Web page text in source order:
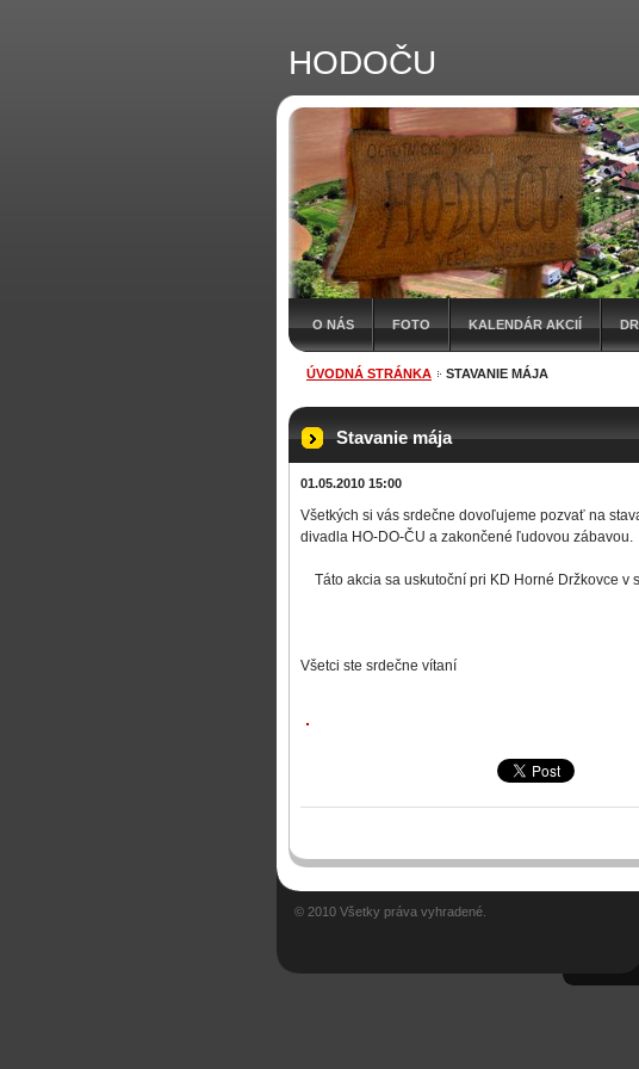
HODOČU
O NÁS FOTO KALENDÁR AKCIÍ
ÚVODNÁ STRÁNKA STAVANIE MÁJA
Stavanie mája
01.05.2010 15:00
Všetkých si vás srdečne dovoľujeme pozvať na
divadla HO-DO-ČU a zakončené ľudovou zábavou.
Táto akcia sa uskutoční pri KD Horné Držkovce v
Všetci ste srdečne vítaní
© 2010 Všetky práva vyhradené.